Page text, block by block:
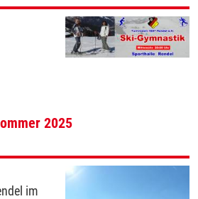
2025
im